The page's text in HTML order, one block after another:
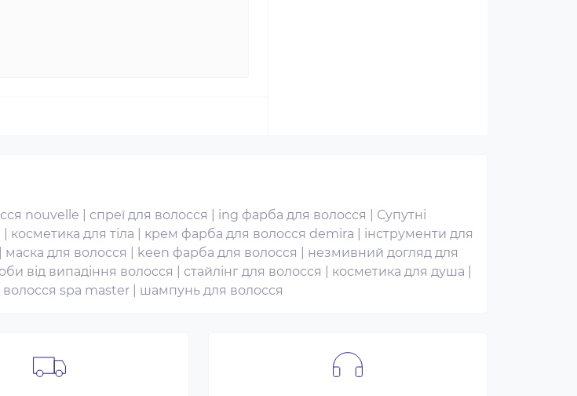
nouvelle спреї для волосся ing фарба для волосся
Супутні
косметика для тіла крем фарба для волосся demira
інструменти для
маска для волосся keen фарба для волосся
незмивний догляд для
від випадіння волосся стайлінг для волосся косметика для душа
spa master шампунь для волосся